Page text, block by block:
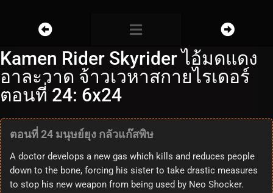
Kamen Rider Skyrider ไอ้มดแดง
อาละวาด จ้าวเวหาสกายไรเดอร์
ตอนที่ 24: 6x24
ตอนที่ 24 มนุษย์ยุง กลัวแก๊สพิษ
A doctor develops a new gas which kills and reduces people
down to the bone, forcing his sister to take drastic measures
to stop his new weapon from being used by Neo Shocker.